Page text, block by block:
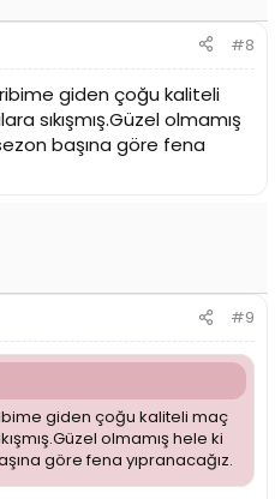
#8
giden çoğu kaliteli
sıkışmış.Güzel olmamış
başına göre fena
#9
giden çoğu kaliteli maç
olmamış hele ki
göre fena yıpranacağız.